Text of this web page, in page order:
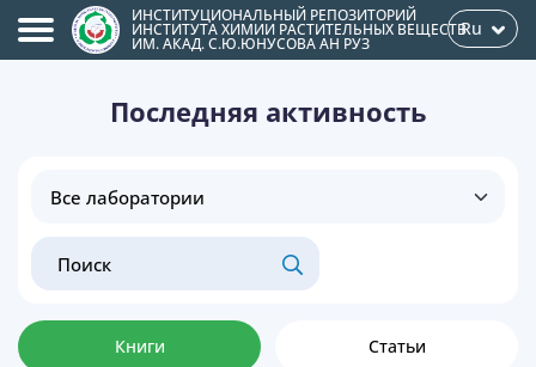
ИНСТИТУЦИОНАЛЬНЫЙ РЕПОЗИТОРИЙ
ИНСТИТУТА ХИМИИ РАСТИТЕЛЬНЫХ ВЕЩЕСТВ
ИМ. АКАД. С.Ю.ЮНУСОВА АН РУЗ
Ru
Последняя активность
Книги Статьи